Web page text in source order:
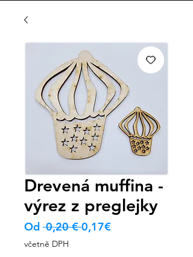
Drevená muffina -
výrez z preglejky
Od 0,20 € Běžná
0,17€Zvýhodněná
včetně DPH